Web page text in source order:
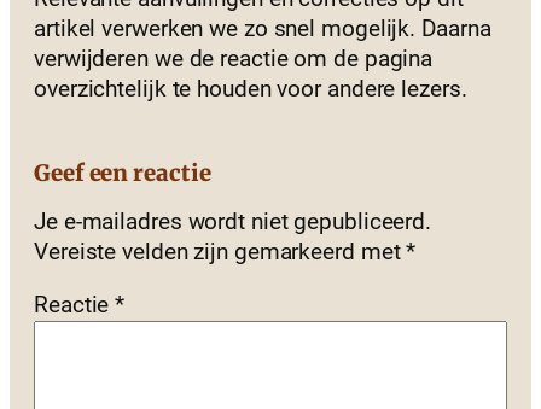
artikel verwerken we zo snel mogelijk. Daarna
verwijderen we de reactie om de pagina
overzichtelijk te houden voor andere lezers.
Geef een reactie
Je e-mailadres wordt niet gepubliceerd.
Vereiste velden zijn gemarkeerd met*
Reactie*